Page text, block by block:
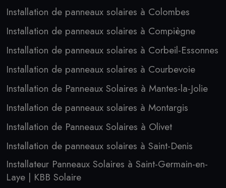
Installation de panneaux solaires à Colombes
Installation de panneaux solaires à Compiègne
Installation de panneaux solaires à Corbeil-Essonnes
Installation de panneaux solaires à Courbevoie
Installation de Panneaux Solaires à Mantes-la-Jolie
Installation de panneaux solaires à Montargis
Installation de Panneaux Solaires à Olivet
Installation de panneaux solaires à Saint-Denis
Installateur Panneaux Solaires à Saint-Germain-en-
Laye | KBB Solaire